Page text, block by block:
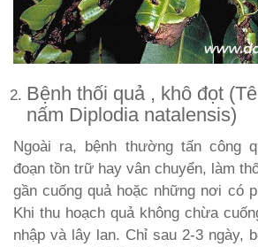
Bệnh thối quả , khô đọt
nấm Diplodia natalensis)
Ngoài ra, bệnh thường tấn công
đoạn tồn trữ hay vân chuyển, làm
gần cuống quả hoặc những nơi có
Khi thu hoạch quả không chừa
nhập và lây lan. Chỉ sau 2-3 ngày,